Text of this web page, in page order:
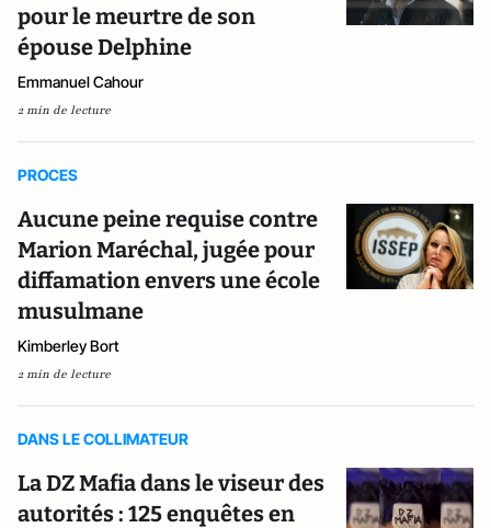
pour le meurtre de son
épouse Delphine
Emmanuel Cahour
2 min de lecture
PROCES
Aucune peine requise contre
Marion Maréchal, jugée pour
diffamation envers une école
musulmane
Kimberley Bort
2 min de lecture
DANS LE COLLIMATEUR
La DZ Mafia dans le viseur des
autorités : 125 enquêtes en